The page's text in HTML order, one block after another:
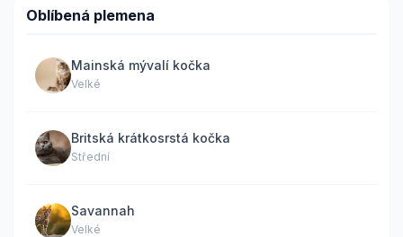
Oblíbená plemena
Mainská mývalí kočka
Velké
Britská krátkosrstá kočka
Střední
Savannah
Velké